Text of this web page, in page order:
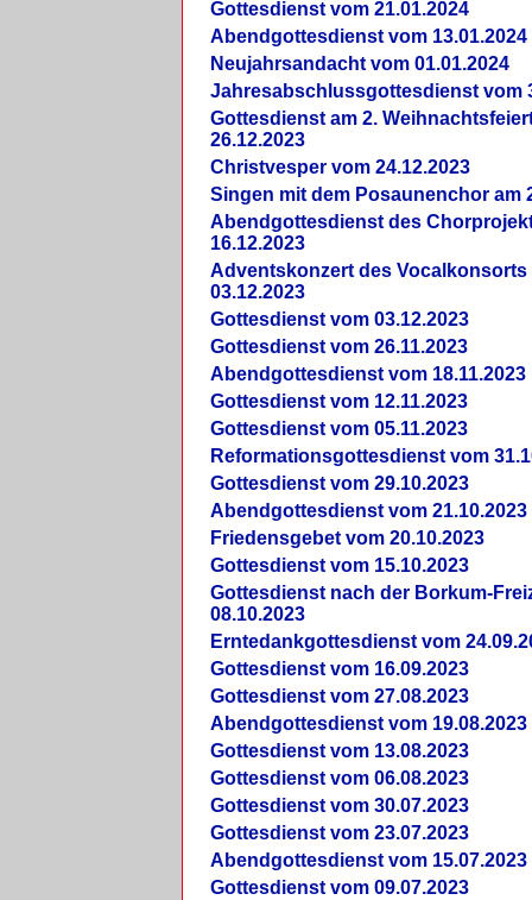
Gottesdienst vom 21.01.2024
Abendgottesdienst vom 13.01.2024
Neujahrsandacht vom 01.01.2024
Jahresabschlussgottesdienst vom
Gottesdienst am 2.
26.12.2023
Christvesper vom 24.12.2023
Singen mit dem Posaunenchor am
Abendgottesdienst des
16.12.2023
Adventskonzert des Vocalkonsorts
03.12.2023
Gottesdienst vom 03.12.2023
Gottesdienst vom 26.11.2023
Abendgottesdienst vom 18.11.2023
Gottesdienst vom 12.11.2023
Gottesdienst vom 05.11.2023
Reformationsgottesdienst vom
Gottesdienst vom 29.10.2023
Abendgottesdienst vom 21.10.2023
Friedensgebet vom 20.10.2023
Gottesdienst vom 15.10.2023
Gottesdienst nach der Borkum-
08.10.2023
Erntedankgottesdienst vom
Gottesdienst vom 16.09.2023
Gottesdienst vom 27.08.2023
Abendgottesdienst vom 19.08.2023
Gottesdienst vom 13.08.2023
Gottesdienst vom 06.08.2023
Gottesdienst vom 30.07.2023
Gottesdienst vom 23.07.2023
Abendgottesdienst vom 15.07.2023
Gottesdienst vom 09.07.2023